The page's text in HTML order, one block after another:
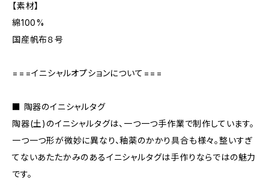
【素材】
綿100%
国産帆布８号
===イニシャルオプションについて===
■ 陶器のイニシャルタグ
陶器(土)のイニシャルタグは、一つ一つ手作業で制作しています。
一つ一つ形が微妙に異なり、釉薬のかかり具合も様々。整いすぎ
てないあたたかみのあるイニシャルタグは手作りならではの魅力
です。